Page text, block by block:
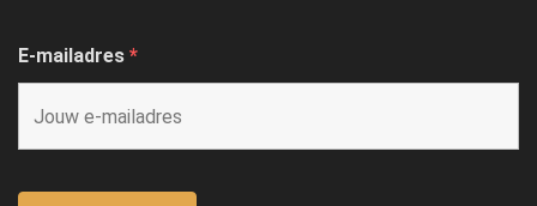
E-mailadres *